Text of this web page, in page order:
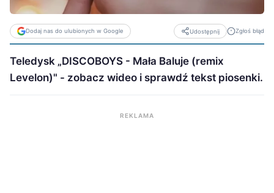
Dodaj nas do ulubionych w Google Udostępnij Zgłoś błąd
Teledysk „DISCOBOYS - Mała Baluje (remix
Levelon)" - zobacz wideo i sprawdź tekst piosenki.
REKLAMA